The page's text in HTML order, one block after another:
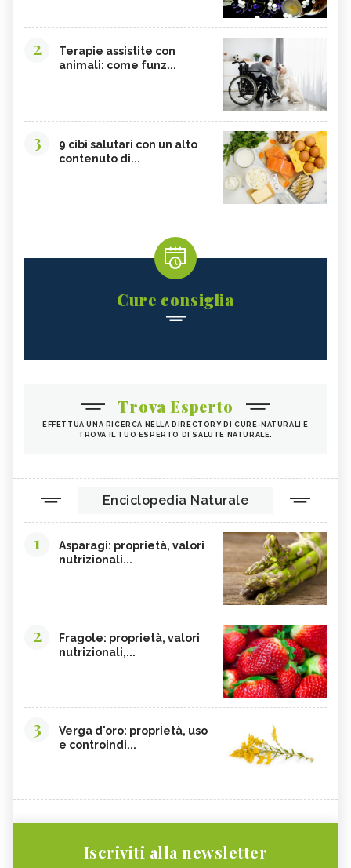
2
Terapie assistite con
animali: come funz...
3
9 cibi salutari con un alto
contenuto di...
Cure consiglia
Trova Esperto
EFFETTUA UNA RICERCA NELLA DIRECTORY DI CURE-NATURALI E
TROVA IL TUO ESPERTO DI SALUTE NATURALE.
Enciclopedia Naturale
1
Asparagi: proprietà, valori
nutrizionali...
2
Fragole: proprietà, valori
nutrizionali,...
3
Verga d'oro: proprietà, uso
e controindi...
Iscriviti alla newsletter